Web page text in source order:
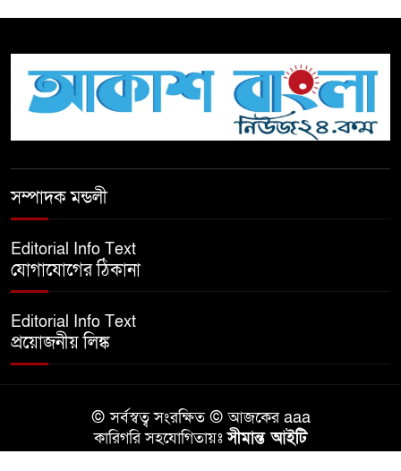
টিকটকে অশালীন কনটেন্ট ও অনলাইন
হয়রানির অভিযোগে ব্রাহ্মণবাড়িয়ায়
বিনামূল্যে বীজ ও রাসায়নিক সার
বিতরণ কর্মসূচির উদ্বোধন
সম্পাদক মন্ডলী
Editorial Info Text
যোগাযোগের ঠিকানা
Editorial Info Text
প্রয়োজনীয় লিঙ্ক
© সর্বস্বত্ব সংরক্ষিত © আজকের aaa
কারিগরি সহযোগিতায়ঃসীমান্ত আইটি